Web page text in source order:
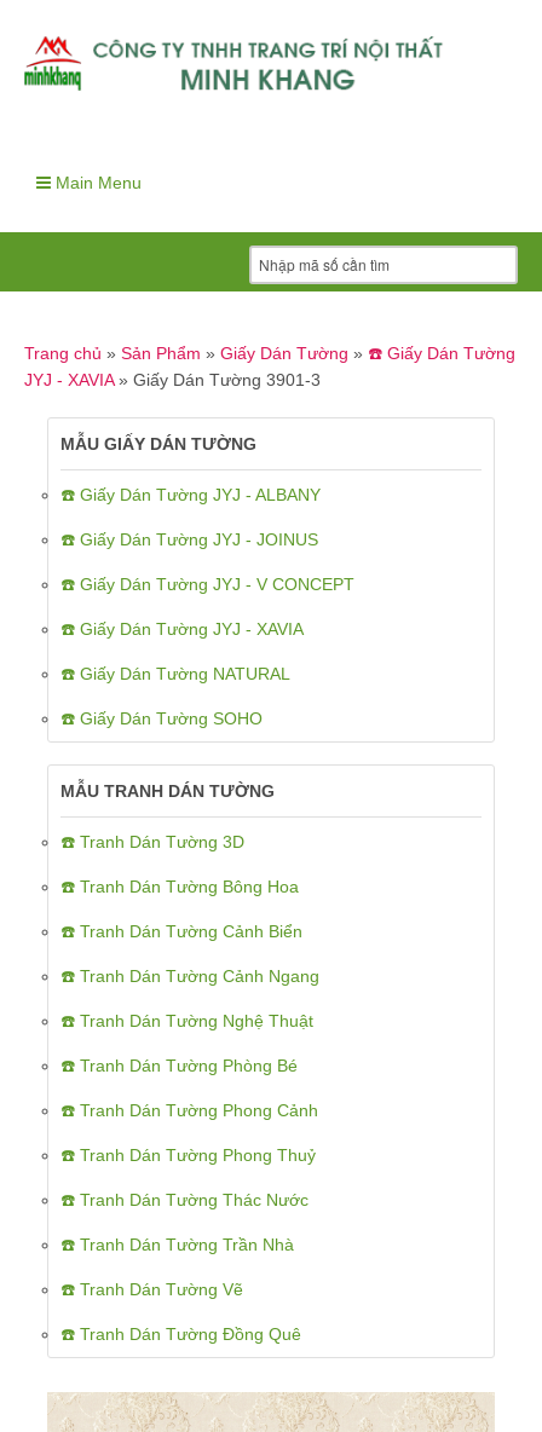
Main Menu
Trang chủ » Sản Phẩm » Giấy Dán Tường » ☎️ Giấy Dán Tường
JYJ - XAVIA» Giấy Dán Tường 3901-3
MẪU GIẤY DÁN TƯỜNG
☎️ Giấy Dán Tường JYJ - ALBANY
☎️ Giấy Dán Tường JYJ - JOINUS
☎️ Giấy Dán Tường JYJ - V CONCEPT
☎️ Giấy Dán Tường JYJ - XAVIA
☎️ Giấy Dán Tường NATURAL
☎️ Giấy Dán Tường SOHO
MẪU TRANH DÁN TƯỜNG
☎️ Tranh Dán Tường 3D
☎️ Tranh Dán Tường Bông Hoa
☎️ Tranh Dán Tường Cảnh Biển
☎️ Tranh Dán Tường Cảnh Ngang
☎️ Tranh Dán Tường Nghệ Thuật
☎️ Tranh Dán Tường Phòng Bé
☎️ Tranh Dán Tường Phong Cảnh
☎️ Tranh Dán Tường Phong Thuỷ
☎️ Tranh Dán Tường Thác Nước
☎️ Tranh Dán Tường Trần Nhà
☎️ Tranh Dán Tường Vẽ
☎️ Tranh Dán Tường Đồng Quê